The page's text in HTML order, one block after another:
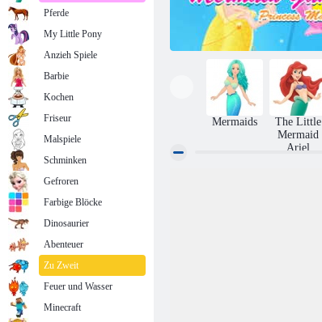
Mermaids
The Little
Mermaid
Ariel
Pferde
My Little Pony
Anzieh Spiele
Barbie
Kochen
Friseur
Malspiele
Schminken
Gefroren
Farbige Blöcke
Dinosaurier
Abenteuer
Zu Zweit
Feuer und Wasser
Minecraft